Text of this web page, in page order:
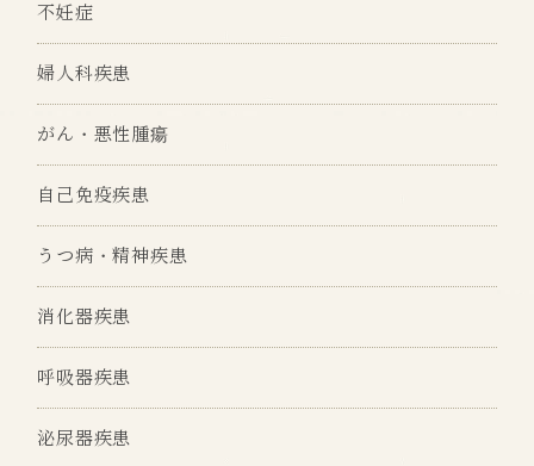
不妊症
婦人科疾患
がん・悪性腫瘍
自己免疫疾患
うつ病・精神疾患
消化器疾患
呼吸器疾患
泌尿器疾患